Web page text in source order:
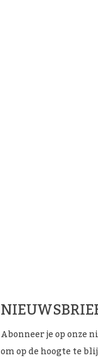
Abonneer je op onze
om op de hoogte te